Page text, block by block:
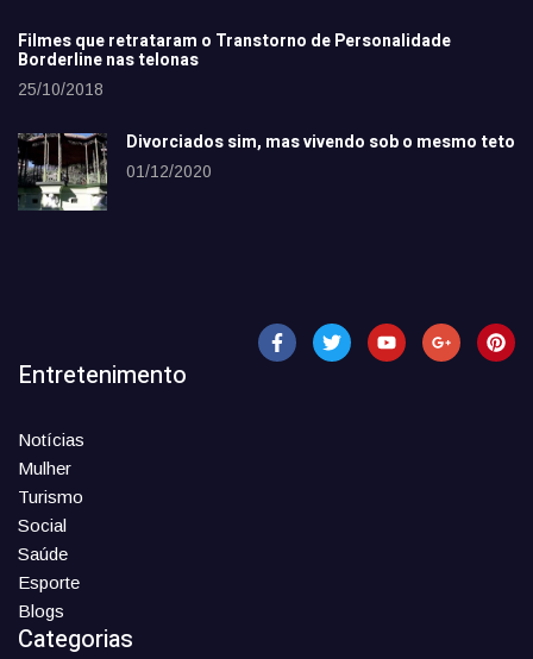
Filmes que retrataram o Transtorno de Personalidade
Borderline nas telonas
25/10/2018
Divorciados sim, mas vivendo sob o mesmo teto
01/12/2020
Entretenimento
Notícias
Mulher
Turismo
Social
Saúde
Esporte
Blogs
Categorias